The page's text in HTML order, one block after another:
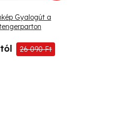
Gyalogút a
26 090 Ft